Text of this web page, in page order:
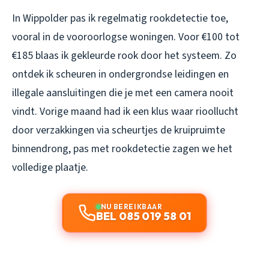
In Wippolder pas ik regelmatig rookdetectie toe,
vooral in de vooroorlogse woningen. Voor €100 tot
€185 blaas ik gekleurde rook door het systeem. Zo
ontdek ik scheuren in ondergrondse leidingen en
illegale aansluitingen die je met een camera nooit
vindt. Vorige maand had ik een klus waar rioollucht
door verzakkingen via scheurtjes de kruipruimte
binnendrong, pas met rookdetectie zagen we het
volledige plaatje.
NU BEREIKBAAR
BEL 085 019 58 01